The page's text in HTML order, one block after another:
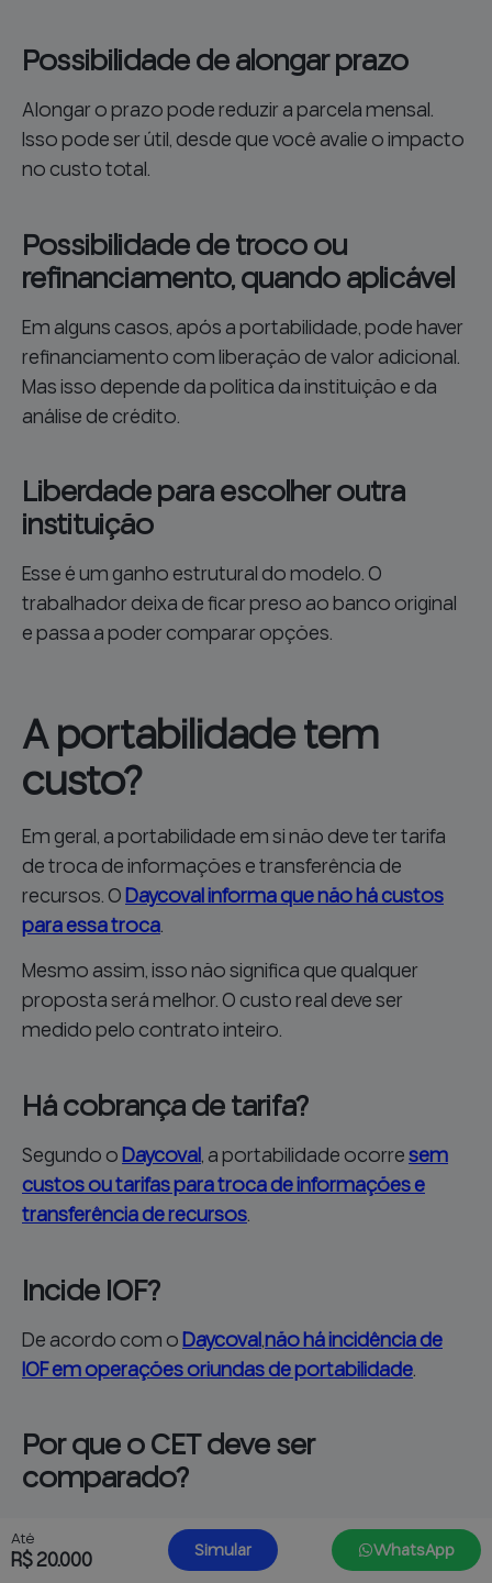
Possibilidade de alongar prazo
Alongar o prazo pode reduzir a parcela mensal.
Isso pode ser útil, desde que você avalie o impacto
no custo total.
Possibilidade de troco ou
refinanciamento, quando aplicável
Em alguns casos, após a portabilidade, pode haver
refinanciamento com liberação de valor adicional.
Mas isso depende da política da instituição e da
análise de crédito.
Liberdade para escolher outra
instituição
Esse é um ganho estrutural do modelo. O
trabalhador deixa de ficar preso ao banco original
e passa a poder comparar opções.
A portabilidade tem
custo?
Em geral, a portabilidade em si não deve ter tarifa
de troca de informações e transferência de
recursos. ODaycoval informa que não há custos
para essa troca.
Mesmo assim, isso não significa que qualquer
proposta será melhor. O custo real deve ser
medido pelo contrato inteiro.
Há cobrança de tarifa?
Segundo oDaycoval, a portabilidade ocorresem
custos ou tarifas para troca de informações e
transferência de recursos.
Incide IOF?
De acordo com oDaycoval,não há incidência de
IOF em operações oriundas de portabilidade.
Por que o CET deve ser
comparado?
O CET, ou Custo Efetivo Total, mostra o custo
completo da operação. Ele é mais confiável do que
Até
R$ 20.000 Simular WhatsApp